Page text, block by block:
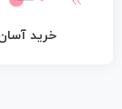
خرید